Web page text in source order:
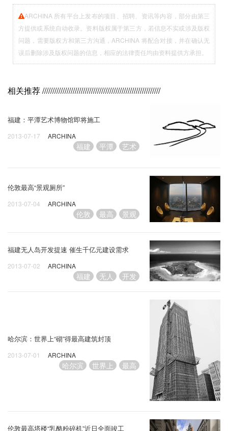
ARCHINA 所有平台上发布的项目、招聘、资讯等内容，部分由第三
方提供或系统自动收录。资料版权属于第三方，若信息不实或涉及版权
问题，需要版权方和第三方沟通，ARCHINA 将配合对接，并在确认无
误后删除涉及版权问题的信息，相应的法律责任均由资料提供方承担。
相关推荐//////////////////////////////////////////////////////////
福建：平潭艺术博物馆即将施工
2013-07-17 ARCHINA
福建 平潭 艺术
伦敦最高“景观厕所”
2013-07-04 ARCHINA
伦敦 最高 景观
福建无人岛开发提速 催生千亿元建设需求
2013-07-02 ARCHINA
福建 无人 开发
哈尔滨：世界上“砌”得最高建筑封顶
2013-07-01 ARCHINA
哈尔滨 世界上 最高
伦敦最高塔楼“乳酪粉碎机”近日全面竣工